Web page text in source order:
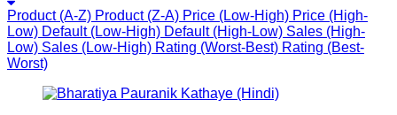
Product (A-Z) Product (Z-A) Price (Low-High) Price (High-
Low) Default (Low-High) Default (High-Low) Sales (High-
Low) Sales (Low-High) Rating (Worst-Best) Rating (Best-
Worst)